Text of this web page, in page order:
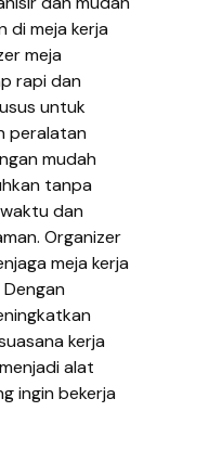
di meja kerja
meja
rapi dan
untuk
peralatan
mudah
tanpa
dan
Organizer
meja kerja
kerja
alat
ingin bekerja